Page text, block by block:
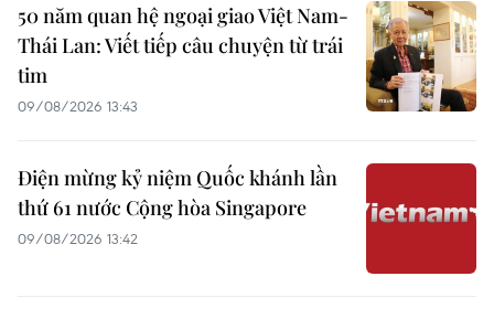
50 năm quan hệ ngoại giao Việt Nam-
Thái Lan: Viết tiếp câu chuyện từ trái
tim
09/08/2026 13:43
Điện mừng kỷ niệm Quốc khánh lần
thứ 61 nước Cộng hòa Singapore
09/08/2026 13:42